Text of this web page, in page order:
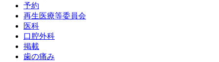
予約
再生医療等委員会
医科
口腔外科
掲載
歯の痛み